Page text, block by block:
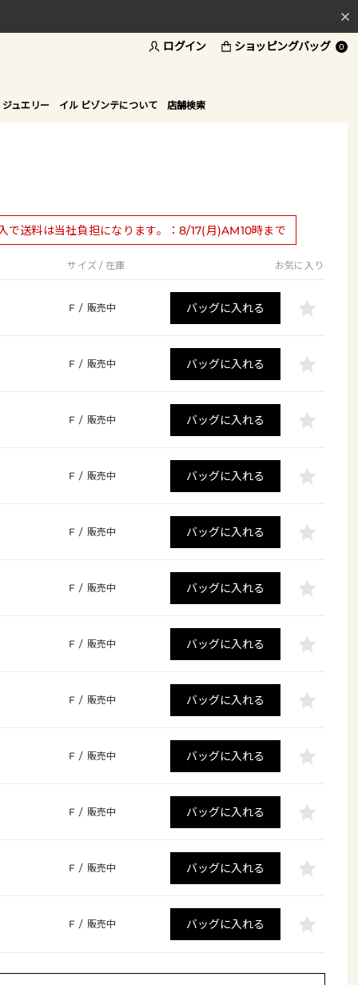
ログイン ショッピングバッグ 0
ュエリー イル ビゾンテについて 店舗検索
で送料は当社負担になります。：8/17(月)AM10時まで
サイズ / 在庫 お気に入り
F / 販売中 バッグに入れる
F / 販売中 バッグに入れる
F / 販売中 バッグに入れる
F / 販売中 バッグに入れる
F / 販売中 バッグに入れる
F / 販売中 バッグに入れる
F / 販売中 バッグに入れる
F / 販売中 バッグに入れる
F / 販売中 バッグに入れる
F / 販売中 バッグに入れる
F / 販売中 バッグに入れる
F / 販売中 バッグに入れる